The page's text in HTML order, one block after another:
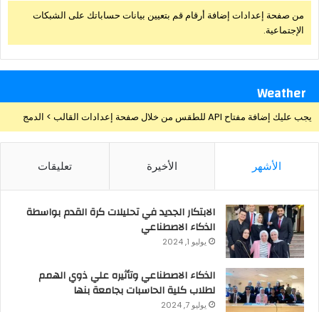
من صفحة إعدادات إضافة أرقام قم بتعيين بيانات حساباتك على الشبكات
الإجتماعية.
Weather
يجب عليك إضافة مفتاح API للطقس من خلال صفحة إعدادات القالب > الدمج
الأشهر الأخيرة تعليقات
الابتكار الجديد في تحليلات كرة القدم بواسطة
الذكاء الاصطناعي
يوليو 1, 2024
الذكاء الاصطناعي وتأثيره علي ذوي الهمم
لطلاب كلية الحاسبات بجامعة بنها
يوليو 7, 2024